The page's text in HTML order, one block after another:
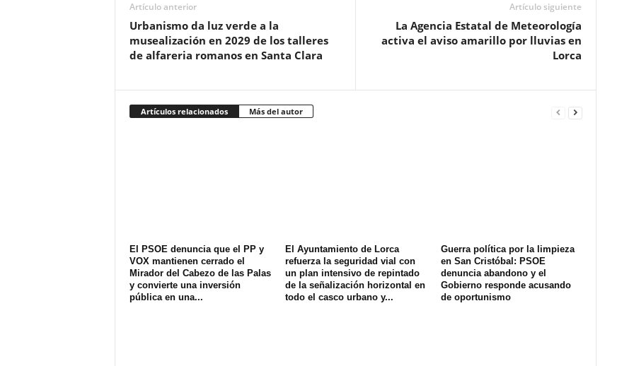
Artículo anterior
Urbanismo da luz verde a la
musealización en 2029 de los talleres
de alfareria romanos en Santa Clara
Artículo siguiente
La Agencia Estatal de Meteorología
activa el aviso amarillo por lluvias en
Lorca
Artículos relacionados Más del autor
El PSOE denuncia que el PP y
VOX mantienen cerrado el
Mirador del Cabezo de las Palas
y convierte una inversión
pública en una...
El Ayuntamiento de Lorca
refuerza la seguridad vial con
un plan intensivo de repintado
de la señalización horizontal en
todo el casco urbano y...
Guerra política por la limpieza
en San Cristóbal: PSOE
denuncia abandono y el
Gobierno responde acusando
de oportunismo